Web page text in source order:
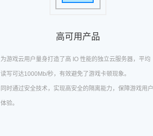
高可用产品
为游戏云用户量身打造了高 IO 性能的独立云服务器，平均
读写可达1000Mb/秒，有效避免了游戏卡顿现象。
同时通过安全技术，实现高安全的隔离能力，保障游戏用户
体验。